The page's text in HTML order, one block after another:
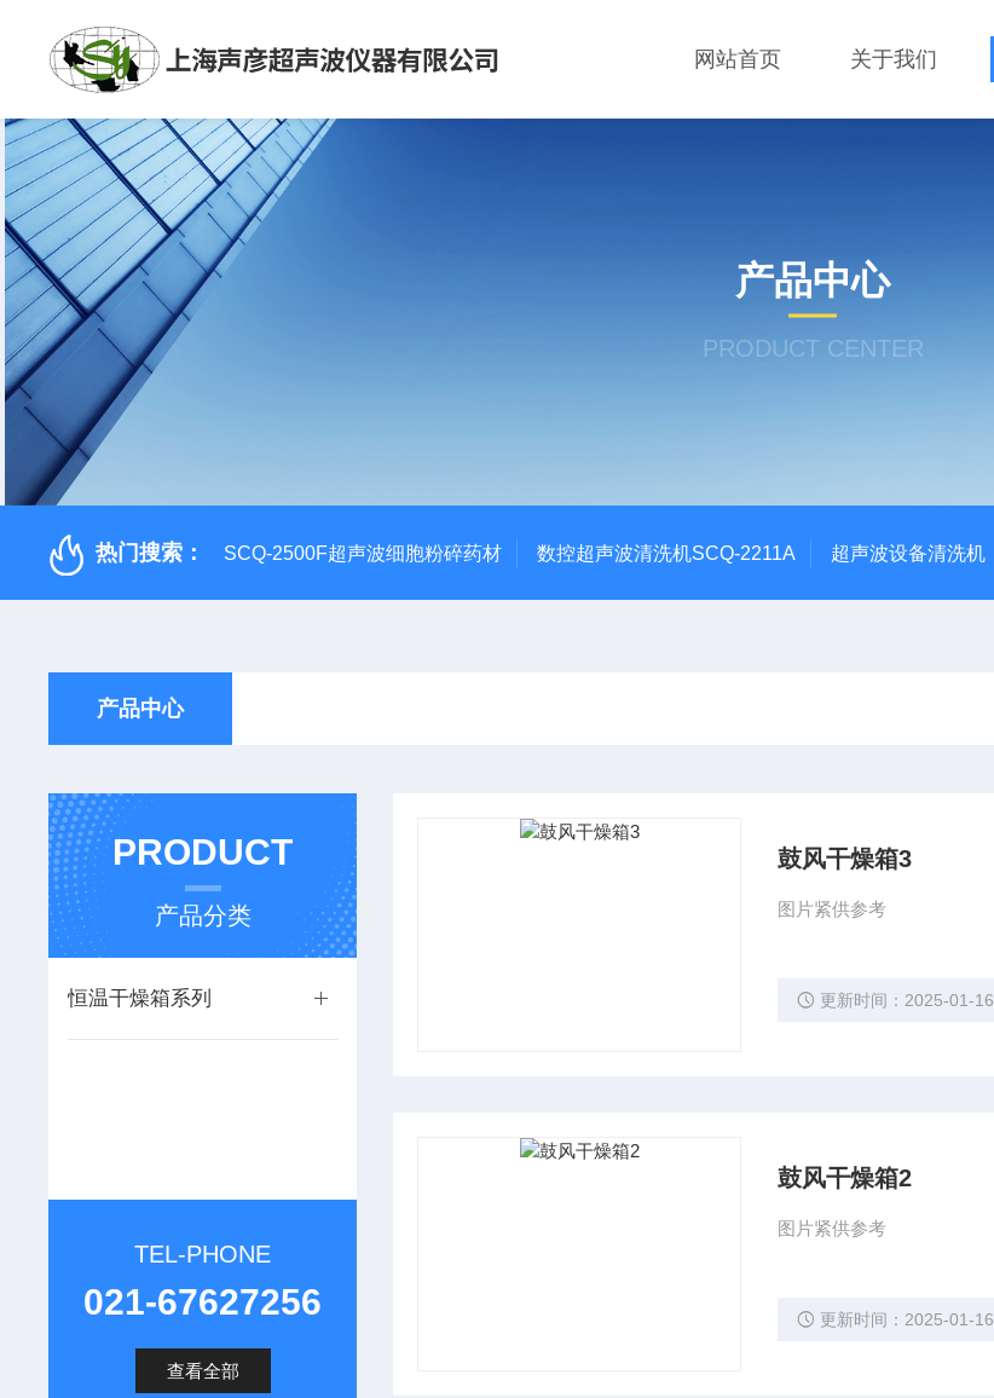
网站首页 关于我们
产品中心
PRODUCT CENTER
热门搜索： SCQ-2500F超声波细胞粉碎药材 数控超声波清洗机SCQ-2211A 超声波设备清洗机
产品中心
PRODUCT
产品分类
恒温干燥箱系列
TEL-PHONE
021-67627256
查看全部
鼓风干燥箱3
图片紧供参考
更新时间：2025-01-16
鼓风干燥箱2
图片紧供参考
更新时间：2025-01-16